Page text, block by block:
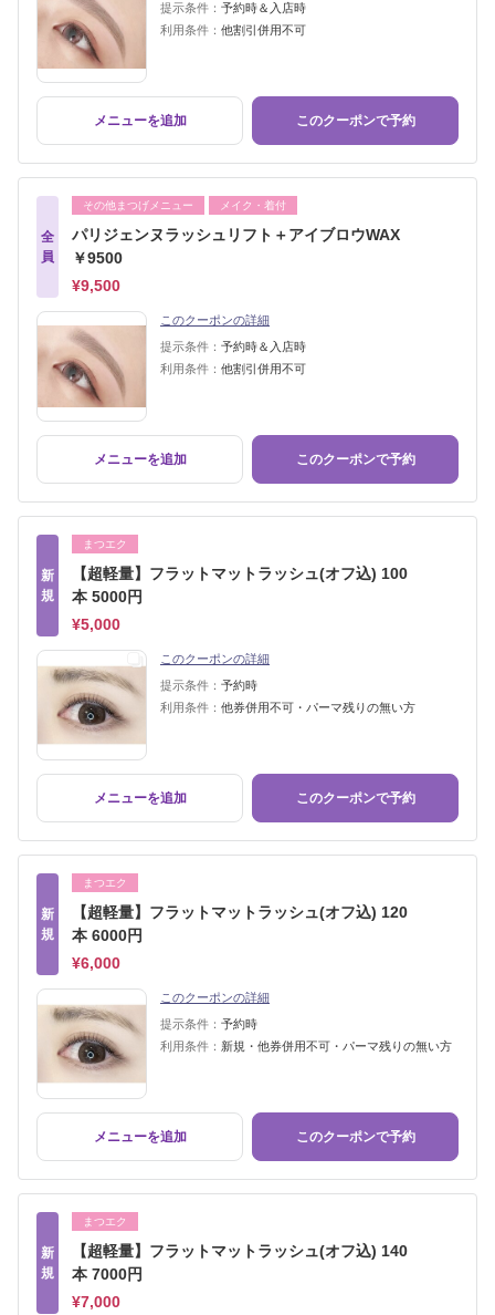
提示条件： 予約時＆入店時
利用条件： 他割引併用不可
メニューを追加 このクーポンで予約
全
員
その他まつげメニュー メイク・着付
パリジェンヌラッシュリフト＋アイブロウWAX
￥9500
¥9,500
このクーポンの詳細
提示条件： 予約時＆入店時
利用条件： 他割引併用不可
メニューを追加 このクーポンで予約
新
規
まつエク
【超軽量】フラットマットラッシュ(オフ込) 100
本 5000円
¥5,000
このクーポンの詳細
提示条件： 予約時
利用条件： 他券併用不可・パーマ残りの無い方
メニューを追加 このクーポンで予約
新
規
まつエク
【超軽量】フラットマットラッシュ(オフ込) 120
本 6000円
¥6,000
このクーポンの詳細
提示条件： 予約時
利用条件： 新規・他券併用不可・パーマ残りの無い方
メニューを追加 このクーポンで予約
新
規
まつエク
【超軽量】フラットマットラッシュ(オフ込) 140
本 7000円
¥7,000